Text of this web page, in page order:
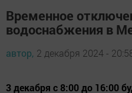
Временное
водоснабжения в
автор, 2 декабря 2024 -
3 декабря с 8:00 до 16:00